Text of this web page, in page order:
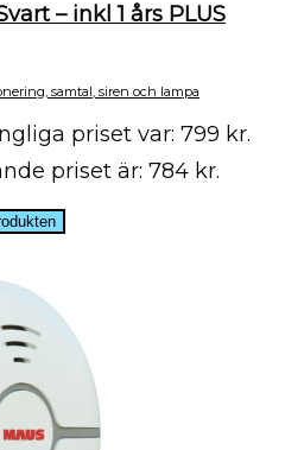
– inkl 1 års PLUS
samtal, siren och lampa
priset var: 799 kr.
priset är: 784 kr.